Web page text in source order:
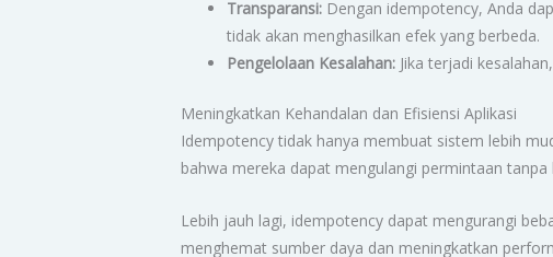
Transparansi: Dengan idempotency, Anda
tidak akan menghasilkan efek yang berbeda.
Pengelolaan Kesalahan: Jika terjadi
Meningkatkan Kehandalan dan Efisiensi Aplikasi
Idempotency tidak hanya membuat sistem lebih
bahwa mereka dapat mengulangi permintaan
Lebih jauh lagi, idempotency dapat mengurangi
menghemat sumber daya dan meningkatkan